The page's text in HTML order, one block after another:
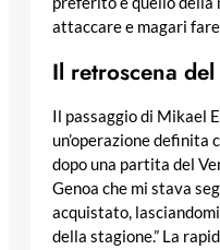
attaccare e magari fare
Il retroscena
Il passaggio di Mikael
un’operazione definita
dopo una partita del
Genoa che mi stava
acquistato,
della stagione.” La